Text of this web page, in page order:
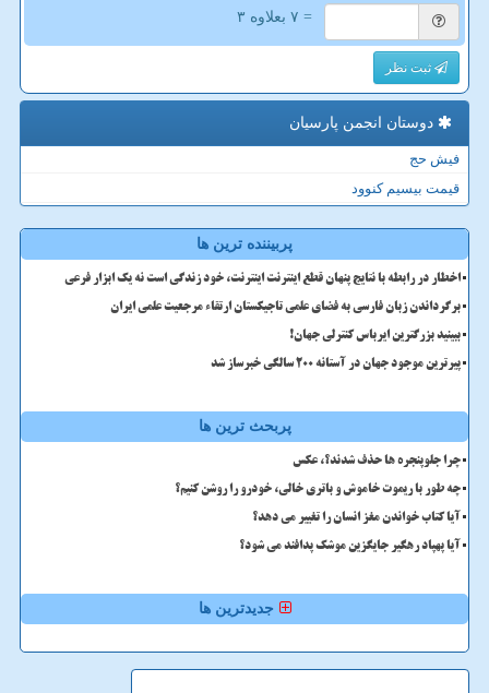
= ۷ بعلاوه ۳
ثبت نظر
دوستان انجمن پارسیان
فیش حج
قیمت بیسیم کنوود
پربیننده ترین ها
اخطار در رابطه با نتایج پنهان قطع اینترنت اینترنت، خود زندگی است نه یک ابزار فرعی
برگرداندن زبان فارسی به فضای علمی تاجیکستان ارتقاء مرجعیت علمی ایران
ببینید بزرگترین ایرباس کنترلی جهان!
پیرترین موجود جهان در آستانه ۲۰۰ سالگی خبرساز شد
پربحث ترین ها
چرا جلوپنجره ها حذف شدند؟، عکس
چه طور با ریموت خاموش و باتری خالی، خودرو را روشن کنیم؟
آیا کتاب خواندن مغز انسان را تغییر می دهد؟
آیا پهپاد رهگیر جایگزین موشک پدافند می شود؟
جدیدترین ها